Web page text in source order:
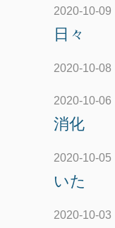
2020-10-09
日々
2020-10-08
2020-10-06
消化
2020-10-05
いた
2020-10-03